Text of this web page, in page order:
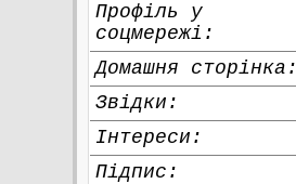
Профіль у
соцмережі:
Домашня сторінка:
Звідки :
Інтереси:
Підпис: